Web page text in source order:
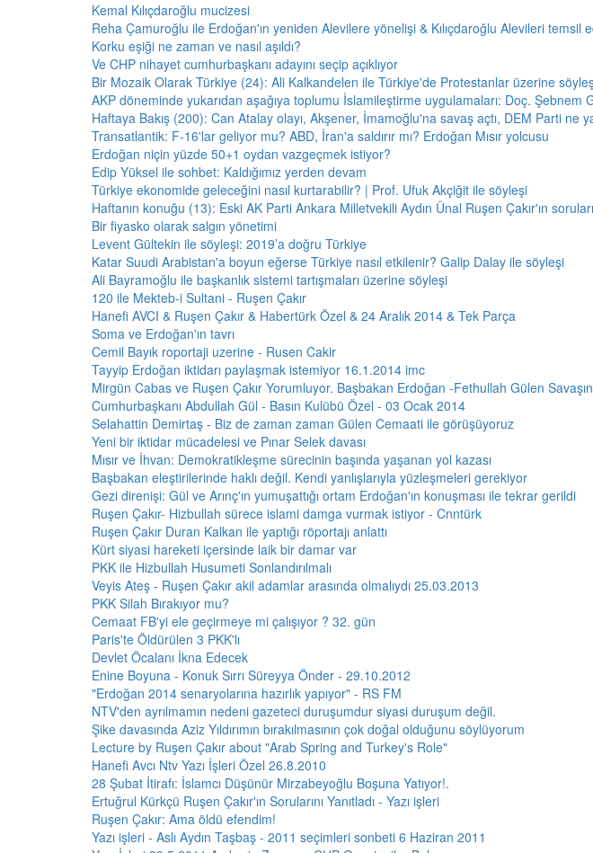
Kemal Kılıçdaroğlu mucizesi
Reha Çamuroğlu ile Erdoğan'ın yeniden Alevilere yönelişi & Kılıçdaroğlu Alevileri temsil
Korku eşiği ne zaman ve nasıl aşıldı?
Ve CHP nihayet cumhurbaşkanı adayını seçip açıklıyor
Bir Mozaik Olarak Türkiye (24): Ali Kalkandelen ile Türkiye'de Protestanlar üzerine
AKP döneminde yukarıdan aşağıya toplumu İslamileştirme uygulamaları: Doç. Şebnem
Haftaya Bakış (200): Can Atalay olayı, Akşener, İmamoğlu'na savaş açtı, DEM Parti ne
Transatlantik: F-16'lar geliyor mu? ABD, İran'a saldırır mı? Erdoğan Mısır yolcusu
Erdoğan niçin yüzde 50+1 oydan vazgeçmek istiyor?
Edip Yüksel ile sohbet: Kaldığımız yerden devam
Türkiye ekonomide geleceğini nasıl kurtarabilir? | Prof. Ufuk Akçiğit ile söyleşi
Haftanın konuğu (13): Eski AK Parti Ankara Milletvekili Aydın Ünal Ruşen Çakır'ın
Bir fiyasko olarak salgın yönetimi
Levent Gültekin ile söyleşi: 2019’a doğru Türkiye
Katar Suudi Arabistan'a boyun eğerse Türkiye nasıl etkilenir? Galip Dalay ile söyleşi
Ali Bayramoğlu ile başkanlık sistemi tartışmaları üzerine söyleşi
120 ile Mekteb-i Sultani - Ruşen Çakır
Hanefi AVCI & Ruşen Çakır & Habertürk Özel & 24 Aralık 2014 & Tek Parça
Soma ve Erdoğan'ın tavrı
Cemil Bayık roportaji uzerine - Rusen Cakir
Tayyip Erdoğan iktidarı paylaşmak istemiyor 16.1.2014 imc
Mirgün Cabas ve Ruşen Çakır Yorumluyor. Başbakan Erdoğan -Fethullah Gülen
Cumhurbaşkanı Abdullah Gül - Basın Kulübü Özel - 03 Ocak 2014
Selahattin Demirtaş - Biz de zaman zaman Gülen Cemaati ile görüşüyoruz
Yeni bir iktidar mücadelesi ve Pınar Selek davası
Mısır ve İhvan: Demokratikleşme sürecinin başında yaşanan yol kazası
Başbakan eleştirilerinde haklı değil. Kendi yanlışlarıyla yüzleşmeleri gerekiyor
Gezi direnişi: Gül ve Arınç'ın yumuşattığı ortam Erdoğan'ın konuşması ile tekrar gerildi
Ruşen Çakır- Hizbullah sürece islami damga vurmak istiyor - Cnntürk
Ruşen Çakır Duran Kalkan ile yaptığı röportajı anlattı
Kürt siyasi hareketi içersinde laik bir damar var
PKK ile Hizbullah Husumeti Sonlandırılmalı
Veyis Ateş - Ruşen Çakır akil adamlar arasında olmalıydı 25.03.2013
PKK Silah Bırakıyor mu?
Cemaat FB'yi ele geçirmeye mi çalışıyor ? 32. gün
Paris'te Öldürülen 3 PKK'lı
Devlet Öcalanı İkna Edecek
Enine Boyuna - Konuk Sırrı Süreyya Önder - 29.10.2012
"Erdoğan 2014 senaryolarına hazırlık yapıyor" - RS FM
NTV'den ayrılmamın nedeni gazeteci duruşumdur siyasi duruşum değil.
Şike davasında Aziz Yıldırımın bırakılmasının çok doğal olduğunu söylüyorum
Lecture by Ruşen Çakır about "Arab Spring and Turkey's Role"
Hanefi Avcı Ntv Yazı İşleri Özel 26.8.2010
28 Şubat İtirafı: İslamcı Düşünür Mirzabeyoğlu Boşuna Yatıyor!.
Ertuğrul Kürkçü Ruşen Çakır'ın Sorularını Yanıtladı - Yazı işleri
Ruşen Çakır: Ama öldü efendim!
Yazı işleri - Aslı Aydın Taşbaş - 2011 seçimleri sonbeti 6 Haziran 2011